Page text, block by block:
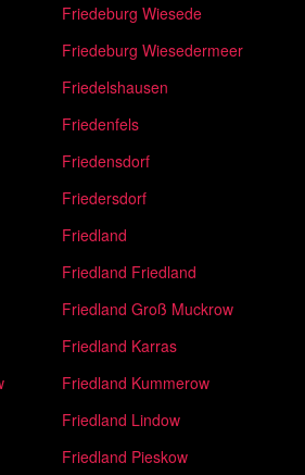
Friedeburg Wiesede
Friedeburg Wiesedermeer
Friedelshausen
Friedenfels
Friedensdorf
Friedersdorf
Friedland
Friedland Friedland
Friedland Groß Muckrow
Friedland Karras
Friedland Kummerow
Friedland Lindow
Friedland Pieskow